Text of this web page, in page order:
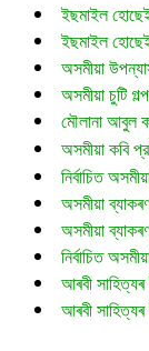
ইছমাইল
ইছমাইল
অসমীয়া
অসমীয়া চুটি
মৌলানা আবুল
অসমীয়া কবি
নির্বাচিত
অসমীয়া
অসমীয়া
নির্বাচিত
আৰবী
আৰবী